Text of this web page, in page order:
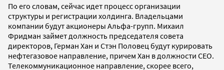
По его словам, сейчас идет процесс организации
структуры и регистрации холдинга. Владельцами
компании будут акционеры Альфа-групп. Михаил
Фридман займет должность председателя совета
директоров, Герман Хан и Стэн Половец будут курировать
нефтегазовое направление, причем Хан в должности СЕО.
Телекоммуникационное направление, скорее всего,